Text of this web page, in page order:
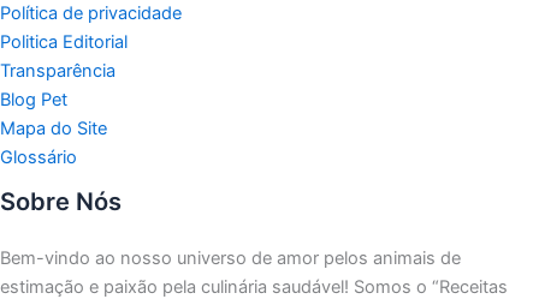
Política de privacidade
Politica Editorial
Transparência
Blog Pet
Mapa do Site
Glossário
Sobre Nós
Bem-vindo ao nosso universo de amor pelos animais de
estimação e paixão pela culinária saudável! Somos o “Receitas